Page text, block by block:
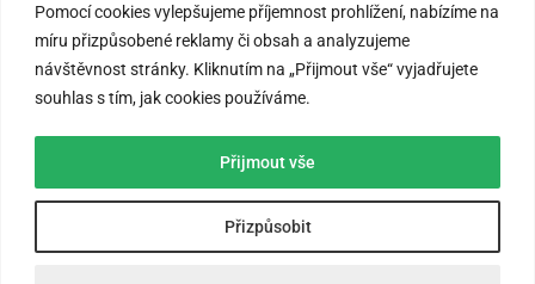
Pomocí cookies vylepšujeme příjemnost prohlížení, nabízíme na
míru přizpůsobené reklamy či obsah a analyzujeme
návštěvnost stránky. Kliknutím na „Přijmout vše“ vyjadřujete
souhlas s tím, jak cookies používáme.
Přizpůsobit
Přijmout vše
Kontaktní údaje
Obchodní podmínky
Ochrana osobních údajů
SLEDUJTE NÁS